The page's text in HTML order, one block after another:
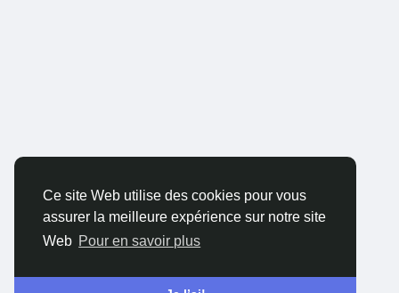
Ce site Web utilise des cookies pour vous
assurer la meilleure expérience sur notre site
Web Pour en savoir plus